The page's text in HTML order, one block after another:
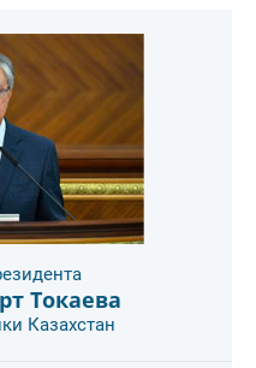
Токаева
Казахстан